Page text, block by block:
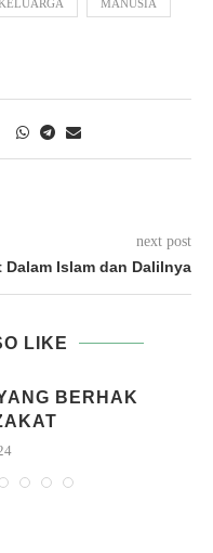
MANUSIA
next post
Islam dan Dalilnya
LIKE
BERHAK